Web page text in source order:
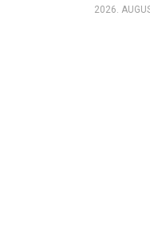
2026.